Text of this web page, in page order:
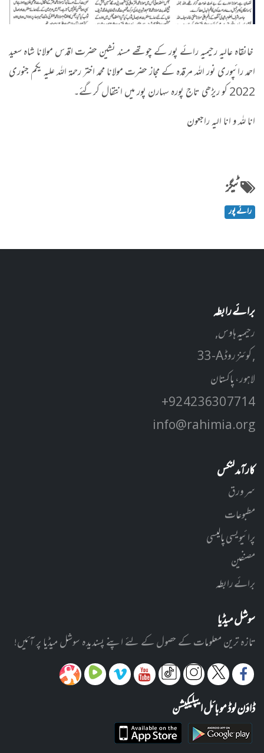
خانقاہ عالیہ رحیمیہ رائے پور کے چوتھے مسند نشین حضرت اقدس مولانا شاہ سعید
احمد رائپوری نور اللہ مرقدہ کے مجاز حضرت مولانا محمد اختر رحمۃ اللہ علیہ یکم جنوری
2022 کو ریڑھی تاج پورہ سہارن پور میں انتقال کرگئے۔
انا للہ و انا الیہ راجعون
ٹیگز
رائے پور
برائے رابطہ
رحیمیہ ہاوس,
33-A کوئنز روڈ ,
لاہور، پاکستان
+92 42 3630 7714
info@rahimia.org
کارآمد لنکس
سر ورق
مطبوعات
پرائیویسی پالیسی
مصنفین
برائے رابطہ
سوشل میڈیا
تازہ ترین معلومات کے حصول کے لئے اپنے پسندیدہ سوشل میڈیا پر آئیں!
ڈاؤن لوڈ موبائل ایپلیکیشن